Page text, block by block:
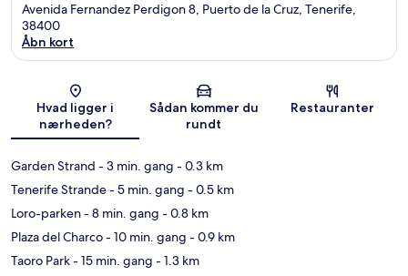
Avenida Fernandez Perdigon 8, Puerto de la Cruz, Tenerife,
38400
Åbn kort
Hvad ligger i
nærheden?
Sådan kommer du
rundt
Restauranter
Garden Strand - 3 min. gang - 0.3 km
Tenerife Strande- 5 min. gang - 0.5 km
Loro-parken- 8 min. gang - 0.8 km
Plaza del Charco- 10 min. gang - 0.9 km
Taoro Park- 15 min. gang - 1.3 km